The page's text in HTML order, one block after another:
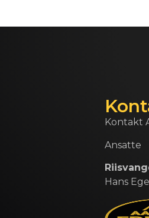
Kontakt
Ansatte
Hans